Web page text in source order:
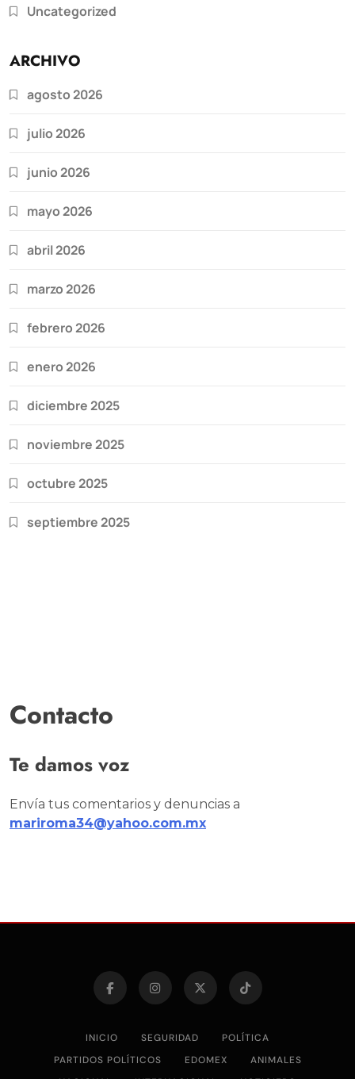
Uncategorized
ARCHIVO
agosto 2026
julio 2026
junio 2026
mayo 2026
abril 2026
marzo 2026
febrero 2026
enero 2026
diciembre 2025
noviembre 2025
octubre 2025
septiembre 2025
Contacto
Te damos voz
Envía tus comentarios y denuncias a
mariroma34@yahoo.com.mx
INICIO SEGURIDAD
POLÍTICA
PARTIDOS POLÍTICOS
EDOMEX
ANIMALES